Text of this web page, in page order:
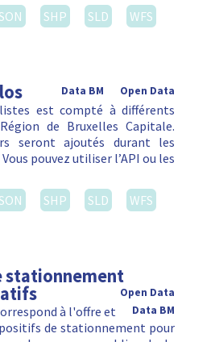
SHP SLD
WFS
Open Data
Data BM
est compté à différents
de Bruxelles Capitale.
seront ajoutés durant les
pouvez utiliser l’API ou les
SHP SLD
WFS
stationnement
Open Data
Data BM
à l'offre et
de stationnement pour